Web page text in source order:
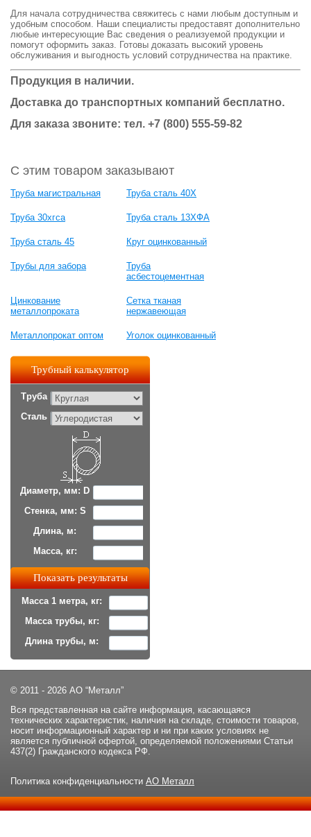
Для начала сотрудничества свяжитесь с нами любым доступным и
удобным способом. Наши специалисты предоставят дополнительно
любые интересующие Вас сведения о реализуемой продукции и
помогут оформить заказ. Готовы доказать высокий уровень
обслуживания и выгодность условий сотрудничества на практике.
Продукция в наличии.
Доставка до транспортных компаний бесплатно.
Для заказа звоните: тел. +7 (800) 555-59-82
С этим товаром заказывают
Труба магистральная Труба сталь 40Х
Труба 30хгса Труба сталь 13ХФА
Труба сталь 45 Круг оцинкованный
Трубы для забора
Труба
асбестоцементная
Цинкование
металлопроката
Сетка тканая
нержавеющая
Металлопрокат оптом Уголок оцинкованный
Трубный калькулятор
Труба
Сталь
Диаметр, мм: D
Стенка, мм: S
Длина, м:
Масса, кг:
Масса 1 метра, кг:
Масса трубы, кг:
Длина трубы, м:
© 2011 - 2026 АО “Металл”
Вся представленная на сайте информация, касающаяся
технических характеристик, наличия на складе, стоимости товаров,
носит информационный характер и ни при каких условиях не
является публичной офертой, определяемой положениями Статьи
437(2) Гражданского кодекса РФ.
Политика конфиденциальности АО Металл